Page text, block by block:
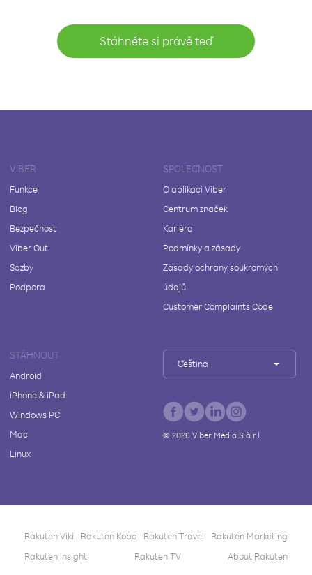
Stáhněte si právě teď
VIBER
Funkce
Blog
Bezpečnost
Viber Out
Sazby
Podpora
SPOLEČNOST
O aplikaci Viber
Centrum značek
Kariéra
Podmínky a zásady
Zásady ochrany soukromých
údajů
Customer Complaints Code
STÁHNOUT
Android
iPhone & iPad
Windows PC
Mac
Linux
Čeština
© 2026Viber Media S.à r.l.
Rakuten Viki Rakuten Kobo Rakuten Travel
Rakuten Marketing
Rakuten Insight
Rakuten TV About Rakuten